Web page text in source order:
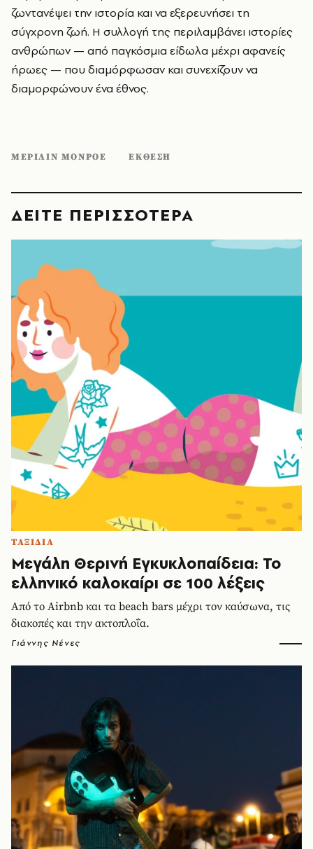
ζωντανέψει την ιστορία και να εξερευνήσει τη
σύγχρονη ζωή. Η συλλογή της περιλαμβάνει ιστορίες
ανθρώπων — από παγκόσμια είδωλα μέχρι αφανείς
ήρωες — που διαμόρφωσαν και συνεχίζουν να
διαμορφώνουν ένα έθνος.
ΜΕΡΙΛΙΝ ΜΟΝΡΟΕ ΕΚΘΕΣΗ
ΔΕΙΤΕ ΠΕΡΙΣΣΟΤΕΡΑ
ΤΑΞΙΔΙΑ
Μεγάλη Θερινή Εγκυκλοπαίδεια: Το
ελληνικό καλοκαίρι σε 100 λέξεις
Από το Airbnb και τα beach bars μέχρι τον καύσωνα, τις
διακοπές και την ακτοπλοΐα.
Γιάννης Νένες